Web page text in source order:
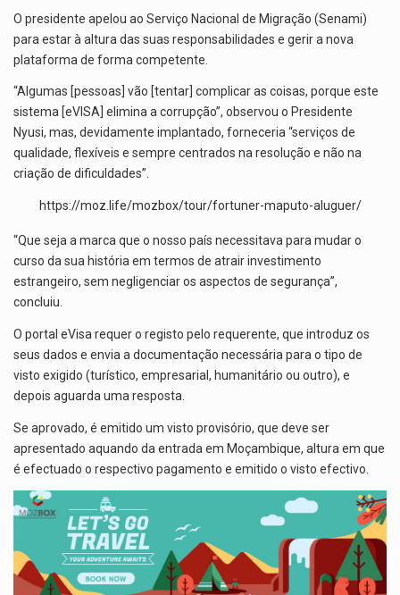
O presidente apelou ao Serviço Nacional de Migração (Senami)
para estar à altura das suas responsabilidades e gerir a nova
plataforma de forma competente.
“Algumas [pessoas] vão [tentar] complicar as coisas, porque este
sistema [eVISA] elimina a corrupção”, observou o Presidente
Nyusi, mas, devidamente implantado, forneceria “serviços de
qualidade, flexíveis e sempre centrados na resolução e não na
criação de dificuldades”.
https://moz.life/mozbox/tour/fortuner-maputo-aluguer/
“Que seja a marca que o nosso país necessitava para mudar o
curso da sua história em termos de atrair investimento
estrangeiro, sem negligenciar os aspectos de segurança”,
concluiu.
O portal eVisa requer o registo pelo requerente, que introduz os
seus dados e envia a documentação necessária para o tipo de
visto exigido (turístico, empresarial, humanitário ou outro), e
depois aguarda uma resposta.
Se aprovado, é emitido um visto provisório, que deve ser
apresentado aquando da entrada em Moçambique, altura em que
é efectuado o respectivo pagamento e emitido o visto efectivo.